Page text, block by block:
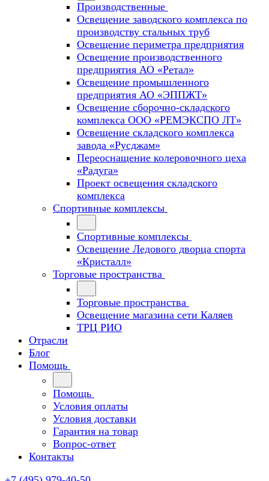
Производственные
Освещение заводского комплекса по
производству стальных труб
Освещение периметра предприятия
Освещение производственного
предприятия АО «Ретал»
Освещение промышленного
предприятия АО «ЭППЖТ»
Освещение сборочно-складского
комплекса ООО «РЕМЭКСПО ЛТ»
Освещение складского комплекса
завода «Русджам»
Переоснащение колеровочного цеха
«Радуга»
Проект освещения складского
комплекса
Спортивные комплексы
Спортивные комплексы
Освещение Ледового дворца спорта
«Кристалл»
Торговые пространства
Торговые пространства
Освещение магазина сети Каляев
ТРЦ РИО
Отрасли
Блог
Помощь
Помощь
Условия оплаты
Условия доставки
Гарантия на товар
Вопрос-ответ
Контакты